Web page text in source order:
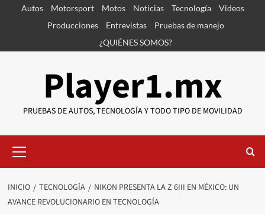
SaltarAutos Motorsport Motos Noticias Tecnología
Videos
Producciones
Entrevistas
Pruebas de manejo
¿QUIÉNES SOMOS?
Player1.mx
PRUEBAS DE AUTOS, TECNOLOGÍA Y TODO TIPO DE MOVILIDAD
primario
INICIO TECNOLOGÍA
NIKON PRESENTA LA Z 6III EN MÉXICO: UN
AVANCE REVOLUCIONARIO EN TECNOLOGÍA